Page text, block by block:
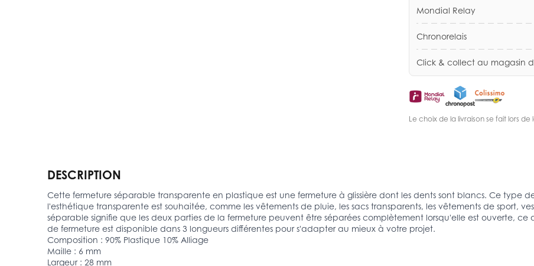
Mondial Relay
Chronorelais
Click & collect au magasin
Le choix de la livraison se fait lors
DESCRIPTION
Cette fermeture séparable transparente en plastique est une fermeture à glissière dont les dents sont blancs. Ce type
l'esthétique transparente est souhaitée, comme les vêtements de pluie, les sacs transparents, les vêtements de sport,
séparable signifie que les deux parties de la fermeture peuvent être séparées complètement lorsqu'elle est ouverte,
de fermeture est disponible dans 3 longueurs différentes pour s'adapter au mieux à votre projet.
Composition : 90% Plastique 10% Alliage
Maille : 6 mm
Largeur : 28 mm